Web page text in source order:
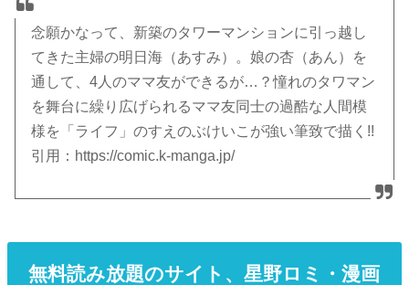
念願かなって、新築のタワーマンションに引っ越し
てきた主婦の明日海（あすみ）。娘の杏（あん）を
通して、4人のママ友ができるが…？憧れのタワマン
を舞台に繰り広げられるママ友同士の過酷な人間模
様を「ライフ」のすえのぶけいこが強い筆致で描く!!
引用：https://comic.k-manga.jp/
無料読み放題のサイト、星野ロミ・漫画